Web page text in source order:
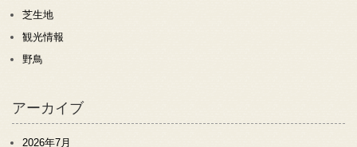
芝生地
観光情報
野鳥
アーカイブ
2026年7月